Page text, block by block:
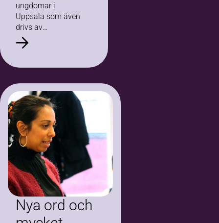
ungdomar i
Uppsala som även
drivs av
ungdomar. Sedan
ett par år
Ungdomens Hus
och Bilda. Bilda har
bland annat två
utrustade
replokaler i huset
som används…
Nya ord och